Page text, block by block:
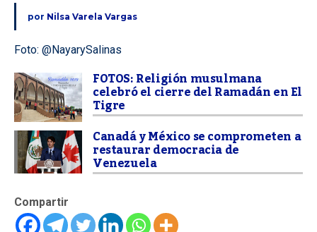
por Nilsa Varela Vargas
Foto: @NayarySalinas
FOTOS: Religión musulmana
celebró el cierre del Ramadán en El
Tigre
Canadá y México se comprometen a
restaurar democracia de
Venezuela
Compartir